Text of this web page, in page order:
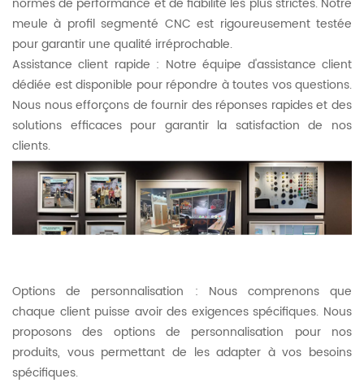
meule à profil segmenté CNC est rigoureusement testée
pour garantir une qualité irréprochable.
Assistance client rapide : Notre équipe d'assistance client
dédiée est disponible pour répondre à toutes vos questions.
Nous nous efforçons de fournir des réponses rapides et des
solutions efficaces pour garantir la satisfaction de nos
clients.
Options de personnalisation : Nous comprenons que
chaque client puisse avoir des exigences spécifiques. Nous
proposons des options de personnalisation pour nos
produits, vous permettant de les adapter à vos besoins
spécifiques.